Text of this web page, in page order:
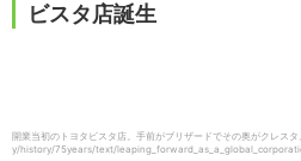
ビスタ店誕生
開業当初のトヨタビスタ店。手前がブリザードでその奥がクレ
y/history/75years/text/